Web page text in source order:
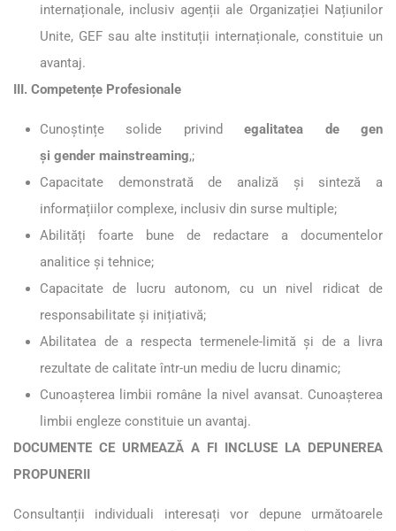
internaționale, inclusiv agenții ale Organizației Națiunilor
Unite, GEF sau alte instituții internaționale, constituie un
avantaj.
III. Competențe Profesionale
Cunoștințe solide privindegalitatea de gen
și gender mainstreaming,;
Capacitate demonstrată de analiză și sinteză a
informațiilor complexe, inclusiv din surse multiple;
Abilități foarte bune de redactare a documentelor
analitice și tehnice;
Capacitate de lucru autonom, cu un nivel ridicat de
responsabilitate și inițiativă;
Abilitatea de a respecta termenele-limită și de a livra
rezultate de calitate într-un mediu de lucru dinamic;
Cunoașterea limbii române la nivel avansat. Cunoașterea
limbii engleze constituie un avantaj.
DOCUMENTE CE URMEAZĂ A FI INCLUSE LA DEPUNEREA
PROPUNERII
Consultanții individuali interesați vor depune următoarele